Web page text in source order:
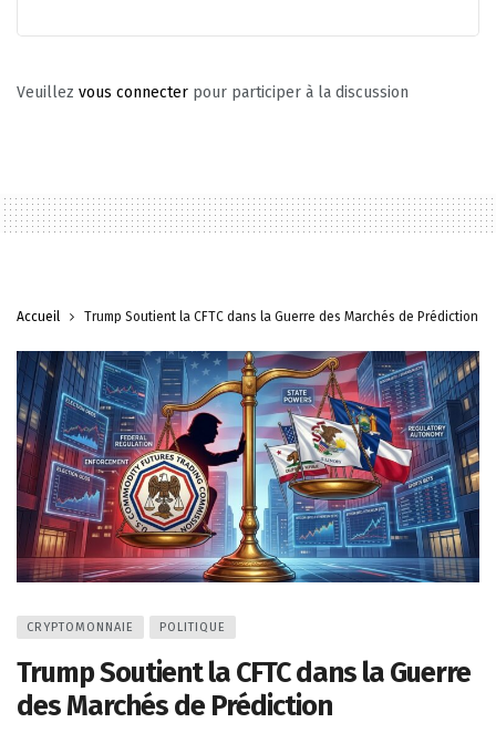
Veuillez vous connecter pour participer à la discussion
Accueil Trump Soutient la CFTC dans la Guerre des Marchés de Prédiction
CRYPTOMONNAIE POLITIQUE
Trump Soutient la CFTC dans la Guerre
des Marchés de Prédiction